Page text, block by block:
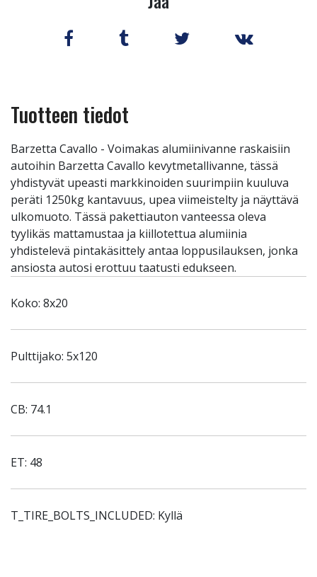
Tuotteen tiedot
Barzetta Cavallo - Voimakas alumiinivanne raskaisiin
autoihin Barzetta Cavallo kevytmetallivanne, tässä
yhdistyvät upeasti markkinoiden suurimpiin kuuluva
peräti 1250kg kantavuus, upea viimeistelty ja näyttävä
ulkomuoto. Tässä pakettiauton vanteessa oleva
tyylikäs mattamustaa ja kiillotettua alumiinia
yhdistelevä pintakäsittely antaa loppusilauksen, jonka
ansiosta autosi erottuu taatusti edukseen.
Koko: 8x20
Pulttijako: 5x120
CB: 74.1
ET: 48
T_TIRE_BOLTS_INCLUDED: Kyllä